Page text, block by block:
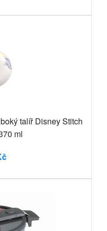
talíř Disney Stitch
ml